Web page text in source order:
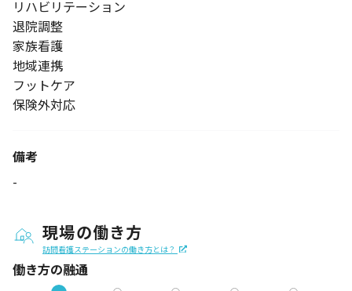
リハビリテーション
退院調整
家族看護
地域連携
フットケア
保険外対応
備考
-
現場の働き方
訪問看護ステーションの働き方とは？
働き方の融通